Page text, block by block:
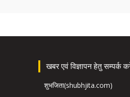
खबर एवं विज्ञापन हेतु सम्पर्क
शुभजिता(shubhjita.com)